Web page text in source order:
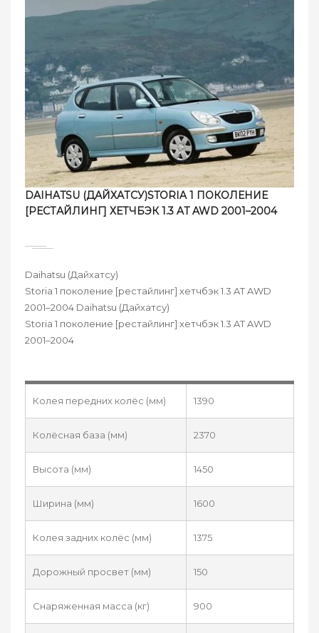
DAIHATSU (ДАЙХАТСУ)STORIA 1 ПОКОЛЕНИЕ
[РЕСТАЙЛИНГ] ХЕТЧБЭК 1.3 AT AWD 2001–2004
Daihatsu (Дайхатсу)
Storia 1 поколение [рестайлинг] хетчбэк 1.3 AT AWD
2001–2004 Daihatsu (Дайхатсу)
Storia 1 поколение [рестайлинг] хетчбэк 1.3 AT AWD
2001–2004
Колея передних колёс (мм) 1390
Колёсная база (мм) 2370
Высота (мм) 1450
Ширина (мм) 1600
Колея задних колёс (мм) 1375
Дорожный просвет (мм) 150
Снаряженная масса (кг) 900